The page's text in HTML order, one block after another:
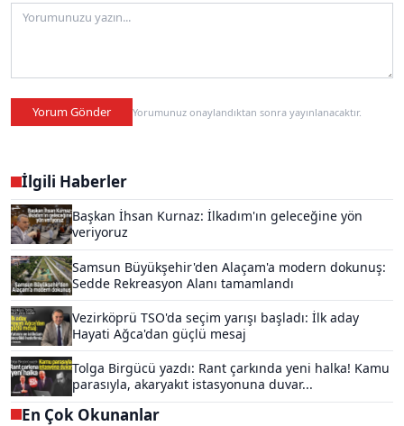
Yorum Gönder Yorumunuz onaylandıktan sonra yayınlanacaktır.
İlgili Haberler
Başkan İhsan Kurnaz: İlkadım'ın geleceğine yön
veriyoruz
Samsun Büyükşehir'den Alaçam'a modern dokunuş:
Sedde Rekreasyon Alanı tamamlandı
Vezirköprü TSO'da seçim yarışı başladı: İlk aday
Hayati Ağca'dan güçlü mesaj
Tolga Birgücü yazdı: Rant çarkında yeni halka! Kamu
parasıyla, akaryakıt istasyonuna duvar...
En Çok Okunanlar